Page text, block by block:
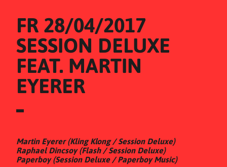
FR 28/04/2017
SESSION DELUXE
FEAT. MARTIN
EYERER
Martin Eyerer (Kling Klong / Session Deluxe)
Raphael Dincsoy (Flash / Session Deluxe)
Paperboy (Session Deluxe / Paperboy Music)